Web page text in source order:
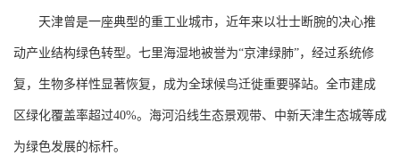
天津曾是一座典型的重工业城市，近年来以壮士断腕的决心推
动产业结构绿色转型。七里海湿地被誉为“京津绿肺”，经过系统修
复，生物多样性显著恢复，成为全球候鸟迁徙重要驿站。全市建成
区绿化覆盖率超过40%。海河沿线生态景观带、中新天津生态城等成
为绿色发展的标杆。